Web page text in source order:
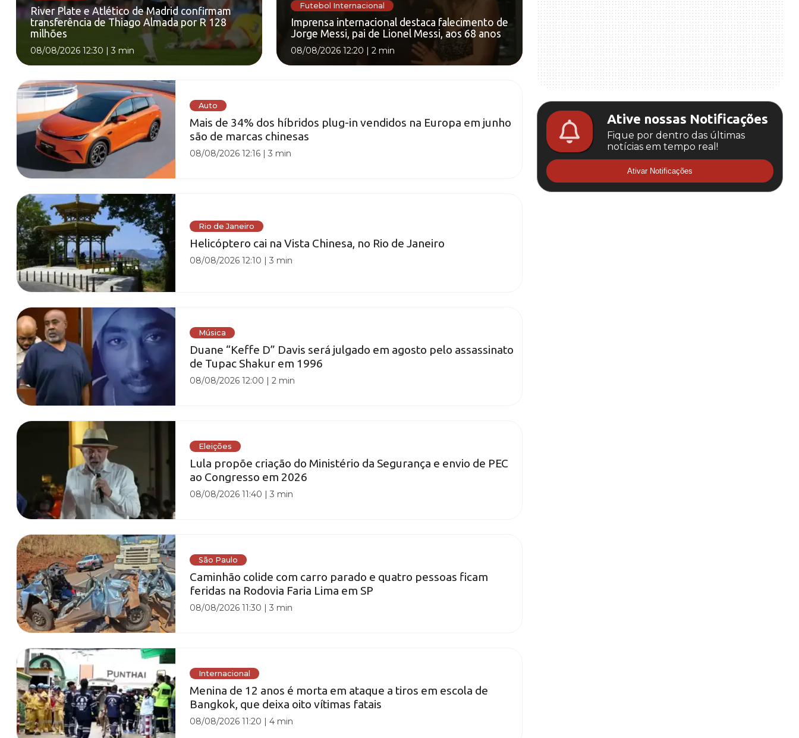
River Plate e Atlético de Madrid confirmam
transferência de Thiago Almada por R 128
milhões
08/08/2026 12:30 |3 min
Futebol Internacional
Imprensa internacional destaca falecimento de
Jorge Messi, pai de Lionel Messi, aos 68 anos
08/08/2026 12:20 | 2 min
Auto
Mais de 34% dos híbridos plug-in vendidos na Europa em junho
são de marcas chinesas
08/08/2026 12:16 |3 min
Rio de Janeiro
Helicóptero cai na Vista Chinesa, no Rio de Janeiro
08/08/2026 12:10 |3 min
Música
Duane “Keffe D” Davis será julgado em agosto pelo assassinato
de Tupac Shakur em 1996
08/08/2026 12:00 |2 min
Eleições
Lula propõe criação do Ministério da Segurança e envio de PEC
ao Congresso em 2026
08/08/2026 11:40 |3 min
São Paulo
Caminhão colide com carro parado e quatro pessoas ficam
feridas na Rodovia Faria Lima em SP
08/08/2026 11:30 |3 min
Internacional
Menina de 12 anos é morta em ataque a tiros em escola de
Bangkok, que deixa oito vítimas fatais
08/08/2026 11:20 |4 min
Ative nossas Notificações
Fique por dentro das últimas
notícias em tempo real!
Ativar Notificações